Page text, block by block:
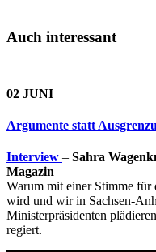
Auch interessant
02 JUNI
Argumente statt
Interview – Sahra
Magazin
Warum mit einer Stimme
wird und wir in Sachsen-
Ministerpräsidenten
regiert.